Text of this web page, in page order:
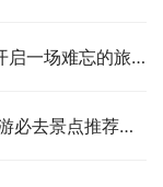
圈。那里的泉水
粼粼，周围的柳
一场难忘的旅行
去景点推荐大全